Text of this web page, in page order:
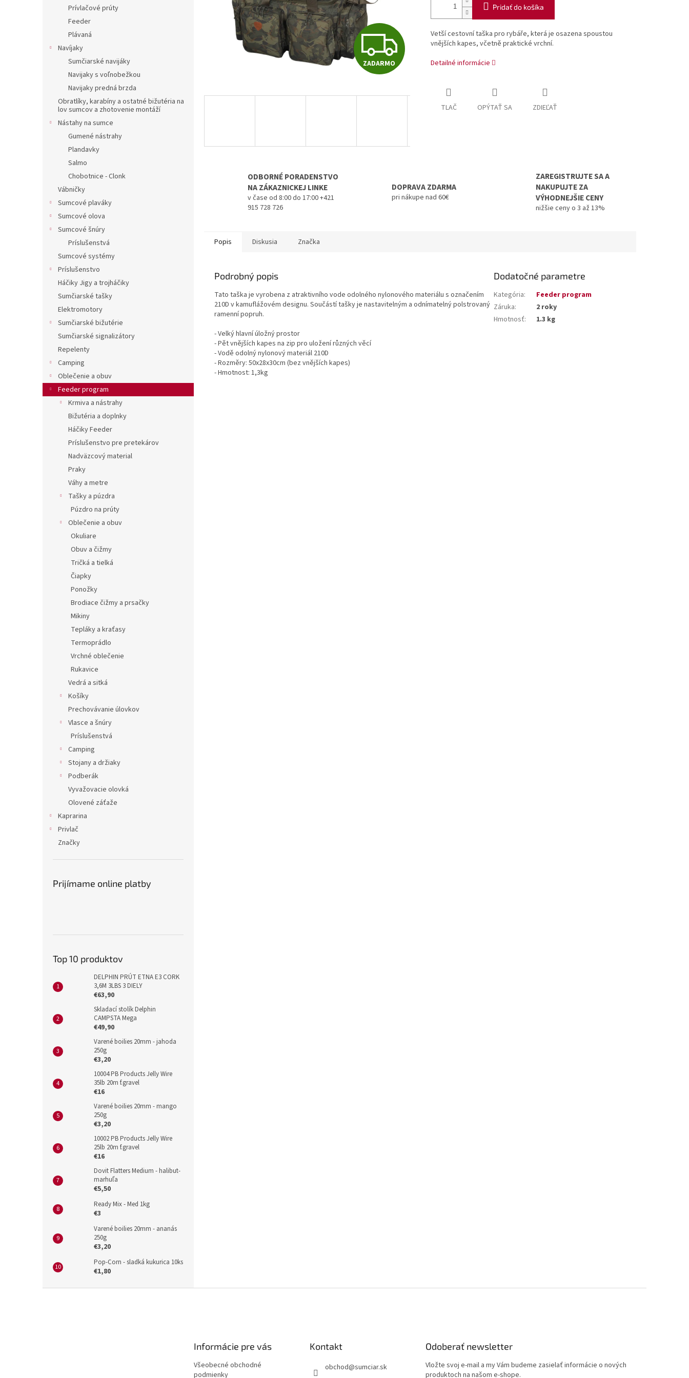
Prívlačové prúty
Feeder
Plávaná
Navíjaky
Sumčiarské navijáky
Navijaky s voľnobežkou
Navijaky predná brzda
Obratlíky, karabíny a ostatné bižutéria na
lov sumcov a zhotovenie montáží
Nástahy na sumce
Gumené nástrahy
Plandavky
Salmo
Chobotnice - Clonk
Vábničky
Sumcové plaváky
Sumcové olova
Sumcové šnúry
Príslušenstvá
Sumcové systémy
Príslušenstvo
Háčiky Jigy a trojháčiky
Sumčiarské tašky
Elektromotory
Sumčiarské bižutérie
Sumčiarské signalizátory
Repelenty
Camping
Oblečenie a obuv
Feeder program
Krmiva a nástrahy
Bižutéria a doplnky
Háčiky Feeder
Príslušenstvo pre pretekárov
Nadväzcový material
Praky
Váhy a metre
Tašky a púzdra
Púzdro na prúty
Oblečenie a obuv
Okuliare
Obuv a čižmy
Tričká a tielká
Čiapky
Ponožky
Brodiace čižmy a prsačky
Mikiny
Tepláky a kraťasy
Termoprádlo
Vrchné oblečenie
Rukavice
Vedrá a sitká
Košíky
Prechovávanie úlovkov
Vlasce a šnúry
Príslušenstvá
Camping
Stojany a držiaky
Podberák
Vyvažovacie olovká
Olovené záťaže
Kaprarina
Privlač
Značky
Prijímame online platby
Top 10 produktov
DELPHIN PRÚT ETNA E3 CORK
3,6M 3LBS 3 DIELY
€63,90
Skladací stolík Delphin
CAMPSTA Mega
€49,90
Varené boilies 20mm - jahoda
250g
€3,20
10004 PB Products Jelly Wire
35lb 20m f.gravel
€16
Varené boilies 20mm - mango
250g
€3,20
10002 PB Products Jelly Wire
25lb 20m f.gravel
€16
Dovit Flatters Medium - halibut-
marhuľa
€5,50
Ready Mix - Med 1kg
€3
Varené boilies 20mm - ananás
250g
€3,20
Pop-Corn - sladká kukurica 10ks
€1,80
Z
A
A
R
ZADARMO
Pridať do košíka
Vetší cestovní taška pro rybáře, která je osazena spoustou
vnějších kapes, včetně praktické vrchní.
Detailné informácie
TLAČ OPÝTAŤ SA ZDIEĽAŤ
ODBORNÉ PORADENSTVO
NA ZÁKAZNICKEJ LINKE
v čase od 8:00 do 17:00 +421
915 728 726
DOPRAVA ZDARMA
pri nákupe nad 60€
ZAREGISTRUJTE SA A
NAKUPUJTE ZA
VÝHODNEJŠIE CENY
nižšie ceny o 3 až 13%
Popis Diskusia Značka
Podrobný popis
Tato taška je vyrobena z atraktivního vode odolného nylonového materiálu s označením
210D v kamuflážovém designu. Součástí tašky je nastavitelným a odnímatelný polstrovaný
ramenní popruh.
- Velký hlavní úložný prostor
- Pět vnějších kapes na zip pro uložení různých věcí
- Vodě odolný nylonový materiál 210D
- Rozměry: 50x28x30cm (bez vnějších kapes)
- Hmotnost: 1,3kg
Dodatočné parametre
Kategória:
Feeder program
Záruka:
2 roky
Hmotnosť: 1.3 kg
Informácie pre vás
Všeobecné obchodné
podmienky
Kontakt
obchod@sumciar.sk
Odoberať newsletter
Vložte svoj e-mail a my Vám budeme zasielať informácie o nových
produktoch na našom e-shope.